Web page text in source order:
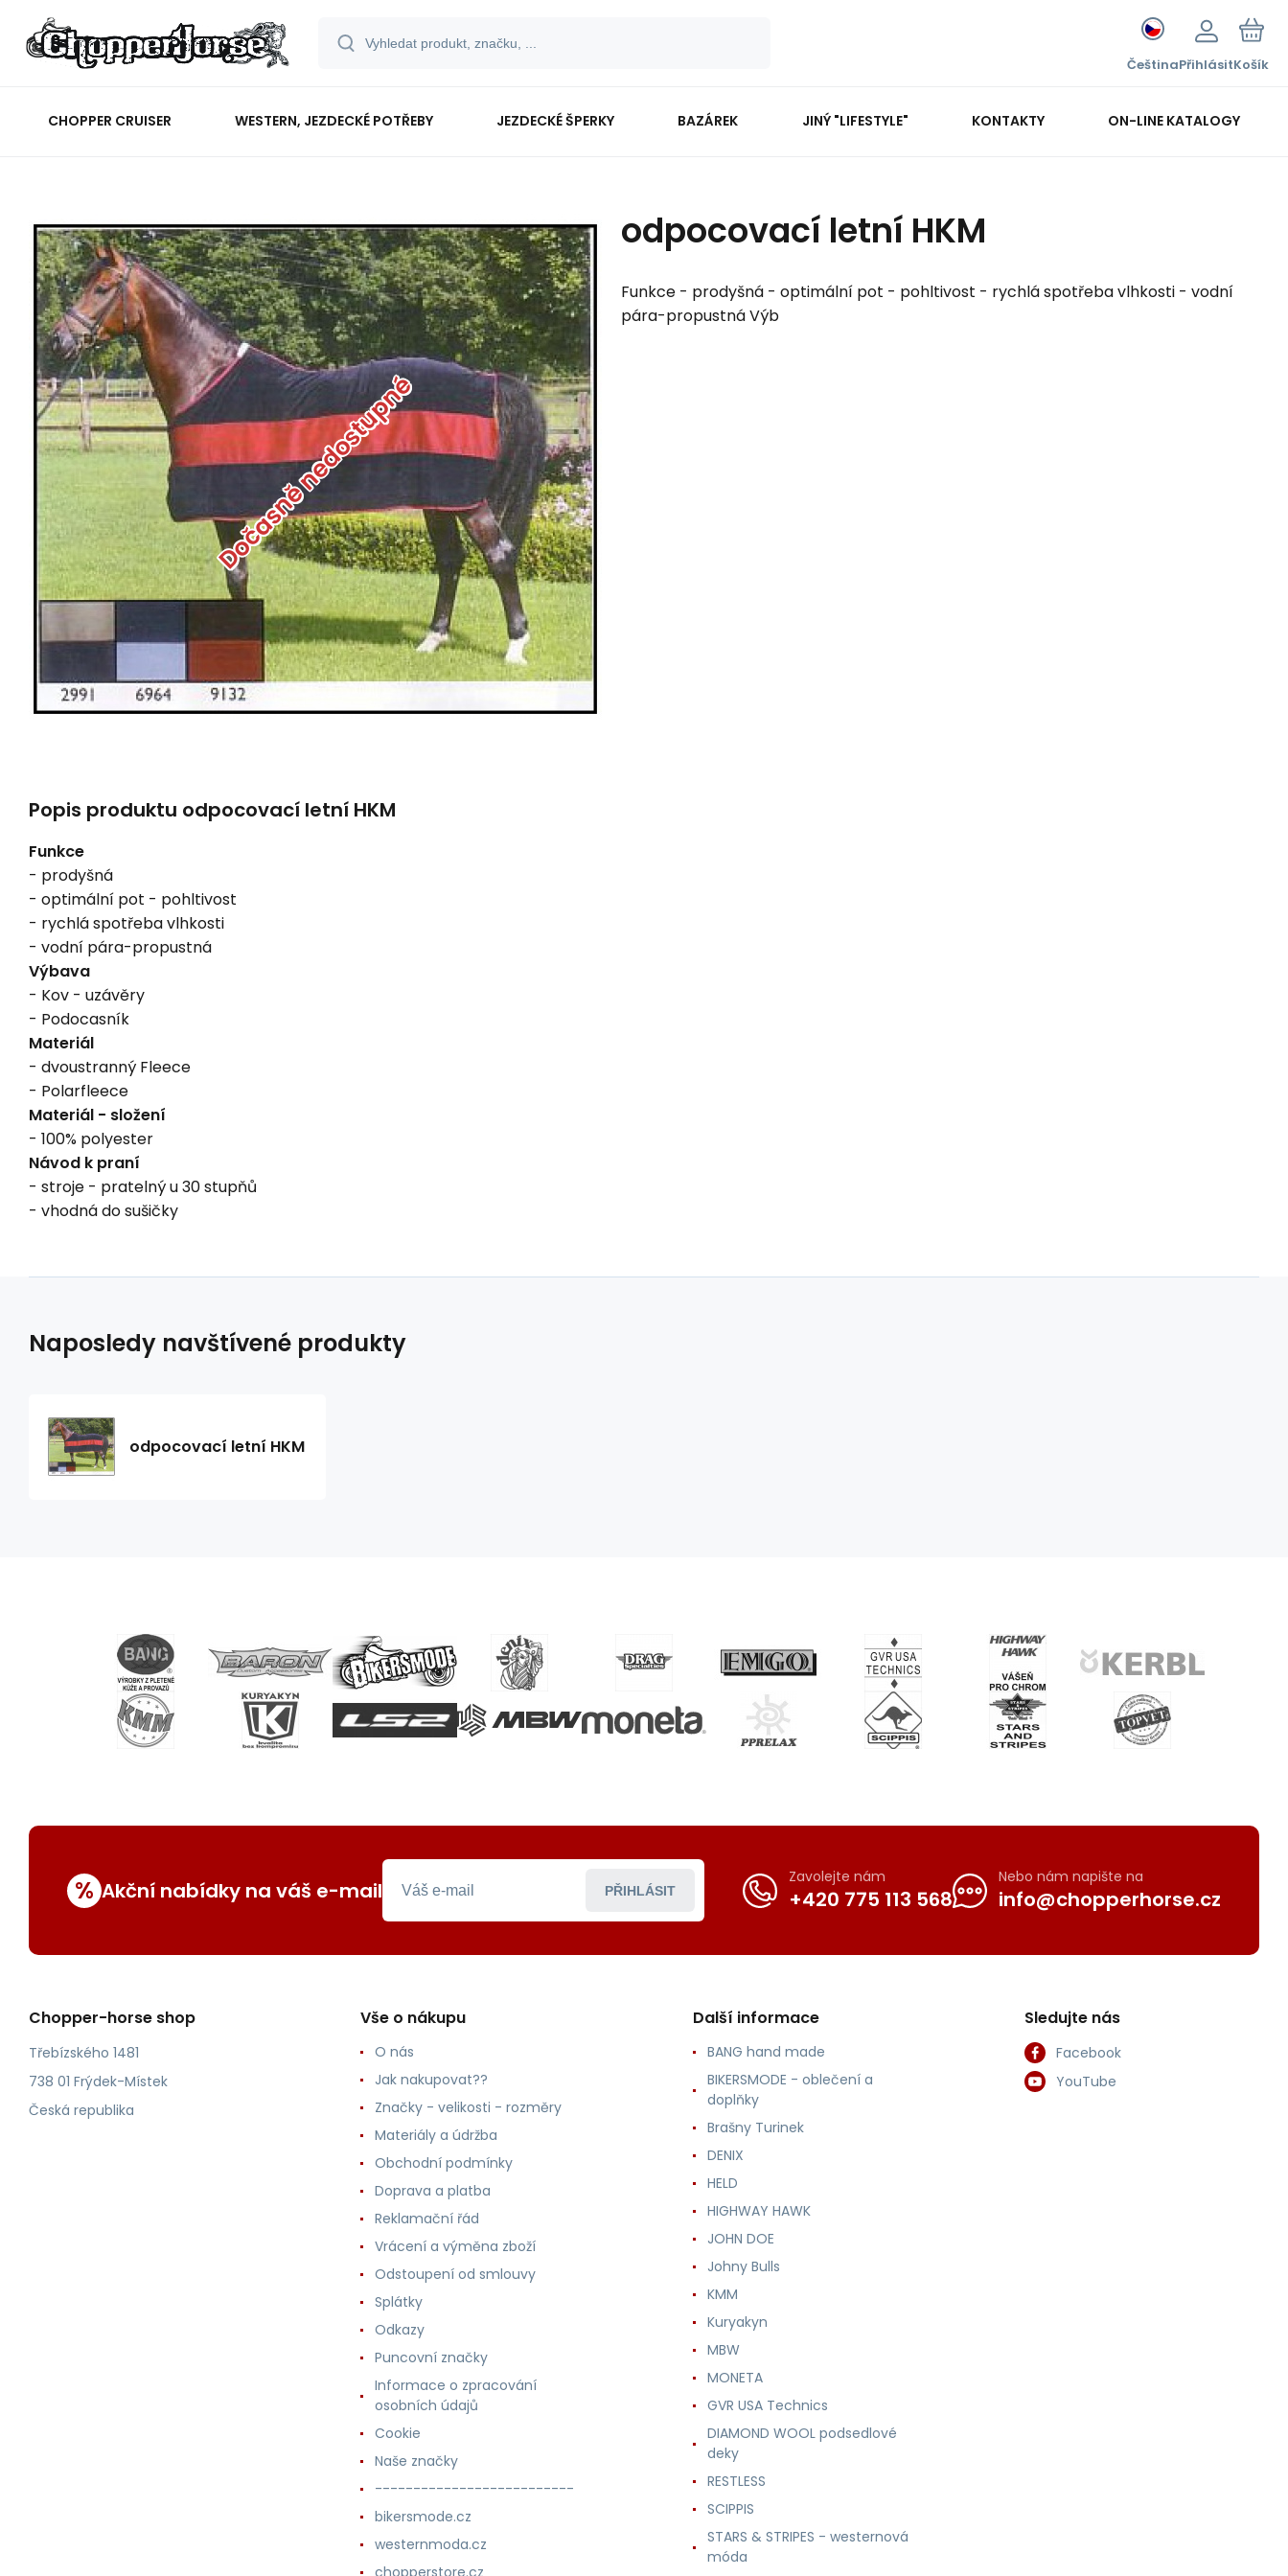
ČeštinaPřihlásitKošík
CHOPPER CRUISER WESTERN, JEZDECKÉ POTŘEBY JEZDECKÉ ŠPERKY BAZÁREK JINÝ "LIFESTYLE" KONTAKTY ON-LINE KATALOGY
Dočasně nedostupné
odpocovací letní HKM
Funkce - prodyšná - optimální pot - pohltivost - rychlá spotřeba vlhkosti - vodní
pára-propustná Výb
Popis produktu odpocovací letní HKM
Funkce
- prodyšná
- optimální pot - pohltivost
- rychlá spotřeba vlhkosti
- vodní pára-propustná
Výbava
- Kov - uzávěry
- Podocasník
Materiál
- dvoustranný Fleece
- Polarfleece
Materiál - složení
- 100% polyester
Návod k praní
- stroje - pratelný u 30 stupňů
- vhodná do sušičky
Naposledy navštívené produkty
odpocovací letní HKM
% Akční nabídky na váš e-mail PŘIHLÁSIT
Zavolejte nám
+420 775 113 568
Nebo nám napište na
info@chopperhorse.cz
Chopper-horse shop
Třebízského 1481
738 01 Frýdek-Místek
Česká republika
Vše o nákupu
O nás
Jak nakupovat??
Značky - velikosti - rozměry
Materiály a údržba
Obchodní podmínky
Doprava a platba
Reklamační řád
Vrácení a výměna zboží
Odstoupení od smlouvy
Splátky
Odkazy
Puncovní značky
Informace o zpracování
osobních údajů
Cookie
Naše značky
--------------------------
bikersmode.cz
westernmoda.cz
Další informace
BANG hand made
BIKERSMODE - oblečení a
doplňky
Brašny Turinek
DENIX
HELD
HIGHWAY HAWK
JOHN DOE
Johny Bulls
KMM
Kuryakyn
MBW
MONETA
GVR USA Technics
DIAMOND WOOL podsedlové
deky
RESTLESS
SCIPPIS
STARS & STRIPES - westernová
móda
Sledujte nás
Facebook
YouTube